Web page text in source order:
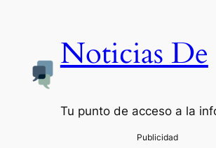
Noticias De
Tu punto de acceso a la